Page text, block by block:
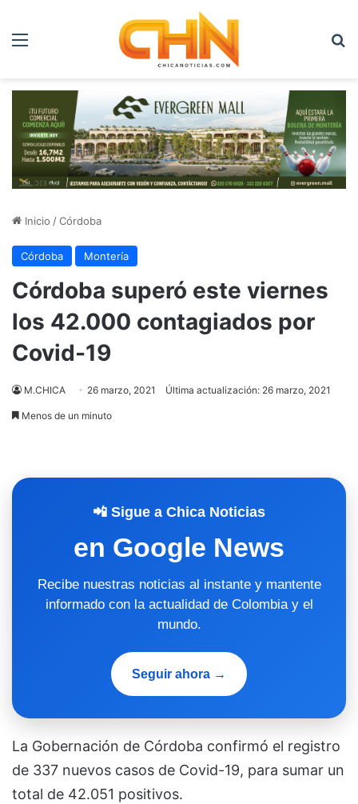
Menú
Inicio /Córdoba
Córdoba Montería
Córdoba superó este viernes
los 42.000 contagiados por
Covid-19
M.CHICA 26 marzo, 2021 Última actualización: 26 marzo, 2021
Menos de un minuto
📲 Sigue a Chica Noticias
en Google News
Recibe nuestras noticias al instante y mantente
informado con la actualidad de Colombia y el
mundo.
Seguir ahora →
La Gobernación de Córdoba confirmó el registro
de 337 nuevos casos de Covid-19, para sumar un
total de 42.051 positivos.